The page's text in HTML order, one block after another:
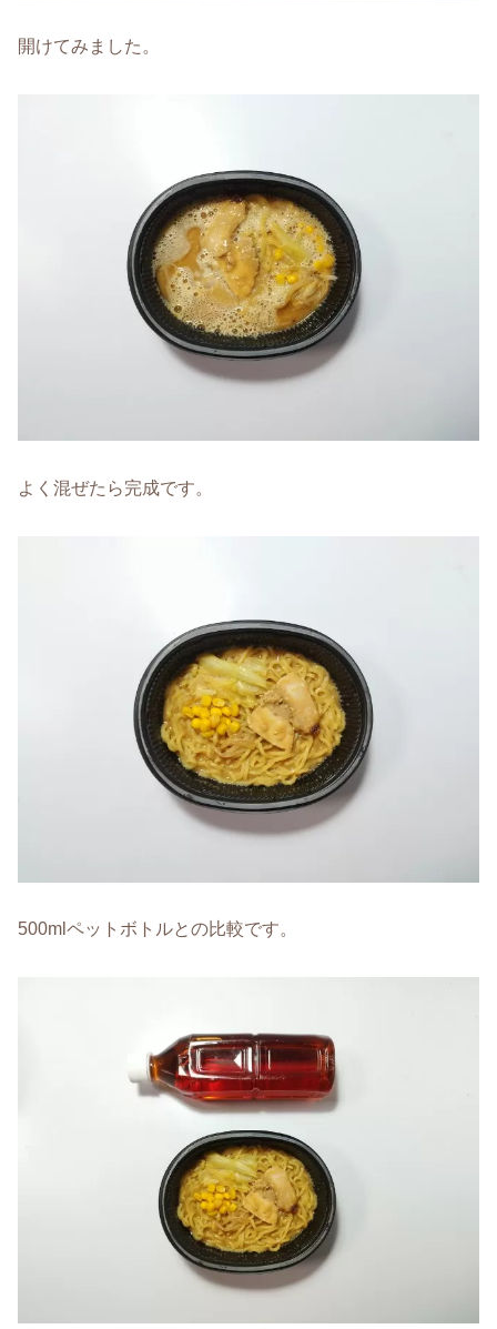
開けてみました。
よく混ぜたら完成です。
500mlペットボトルとの比較です。